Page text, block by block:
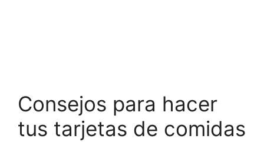
Consejos para hacer
tus tarjetas de comidas